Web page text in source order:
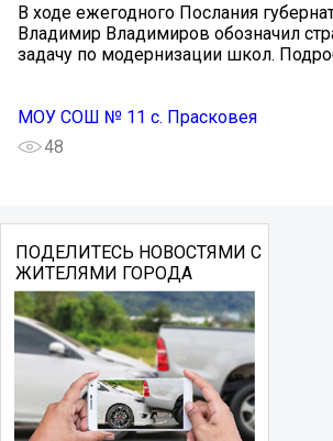
В ходе ежегодного Послания
Владимир Владимиров обозначил
задачу по модернизации школ.
МОУ СОШ № 11 с. Прасковея
48
ПОДЕЛИТЕСЬ НОВОСТЯМИ С
ЖИТЕЛЯМИ ГОРОДА